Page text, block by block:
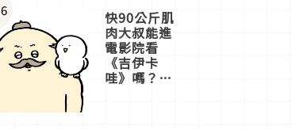
6 快90公斤肌
肉大叔能進
電影院看
《吉伊卡
哇》嗎？日